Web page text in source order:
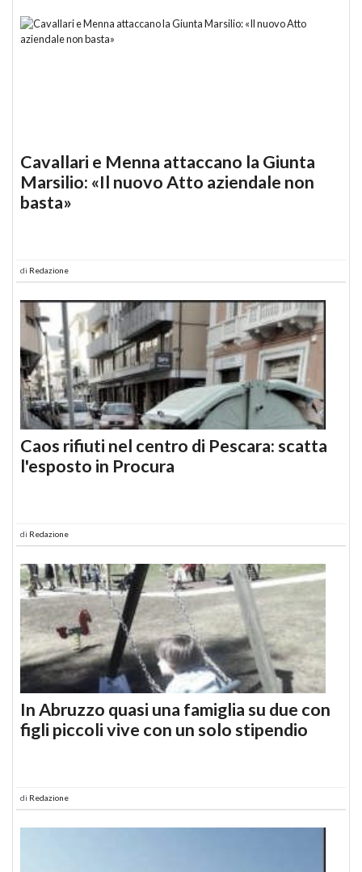
Cavallari e Menna attaccano la Giunta
Marsilio: «Il nuovo Atto aziendale non
basta»
di Redazione
Caos rifiuti nel centro di Pescara: scatta
l'esposto in Procura
di Redazione
In Abruzzo quasi una famiglia su due con
figli piccoli vive con un solo stipendio
di Redazione